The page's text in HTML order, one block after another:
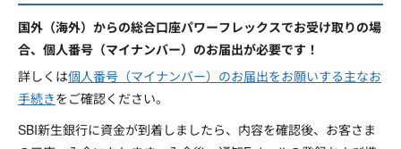
国外（海外）からの総合口座パワーフレックスでお受け取りの場
合、個人番号（マイナンバー）のお届出が必要です！
詳しくは個人番号（マイナンバー）のお届出をお願いする主なお
手続きをご確認ください。
SBI新生銀行に資金が到着しましたら、内容を確認後、お客さま